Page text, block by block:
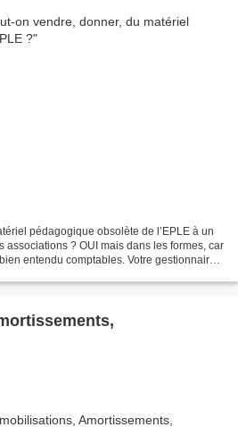
pédagogique obsolète de l’EPLE à un
associations ? OUI mais dans les formes, car
entendu comptables. Votre gestionnaire